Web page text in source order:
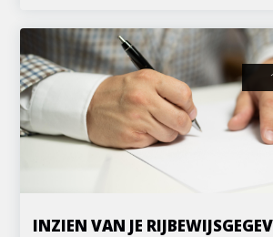
INZIEN VAN JE